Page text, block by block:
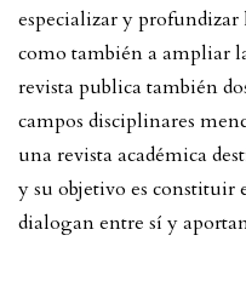
especializar y profundizar
como también a ampliar
revista publica también
campos disciplinares
una revista académica
y su objetivo es constituir
dialogan entre sí y